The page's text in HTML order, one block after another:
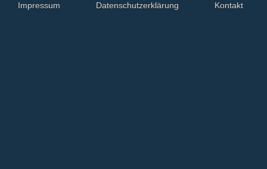
Impressum Datenschutzerklärung Kontakt